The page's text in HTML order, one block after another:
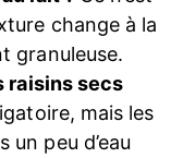
change à la
granuleuse.
raisins secs
mais les
un peu d’eau